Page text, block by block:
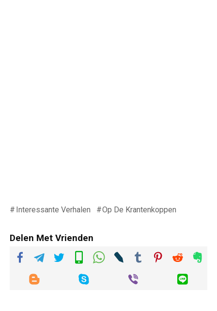
Interessante Verhalen Op De Krantenkoppen
Delen Met Vrienden